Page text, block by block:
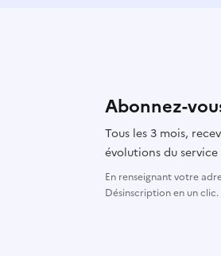
Abonnez-
Tous les 3 mois,
évolutions du
En renseignant votre
Désinscription en un clic.